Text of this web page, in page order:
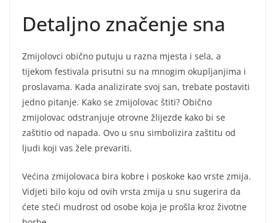
Detaljno značenje sna
Zmijolovci obično putuju u razna mjesta i sela, a
tijekom festivala prisutni su na mnogim okupljanjima i
proslavama. Kada analizirate svoj san, trebate postaviti
jedno pitanje. Kako se zmijolovac štiti? Obično
zmijolovac odstranjuje otrovne žlijezde kako bi se
zaštitio od napada. Ovo u snu simbolizira zaštitu od
ljudi koji vas žele prevariti.
Većina zmijolovaca bira kobre i poskoke kao vrste zmija.
Vidjeti bilo koju od ovih vrsta zmija u snu sugerira da
ćete steći mudrost od osobe koja je prošla kroz životne